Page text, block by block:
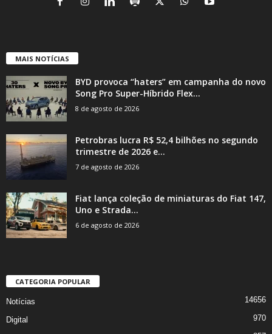
MAIS NOTÍCIAS
BYD provoca “haters” em campanha do novo
Song Pro Super-Híbrido Flex...
8 de agosto de 2026
Petrobras lucra R$ 52,4 bilhões no segundo
trimestre de 2026 e...
7 de agosto de 2026
Fiat lança coleção de miniaturas do Fiat 147,
Uno e Strada...
6 de agosto de 2026
CATEGORIA POPULAR
Notícias 14656
Digital 970